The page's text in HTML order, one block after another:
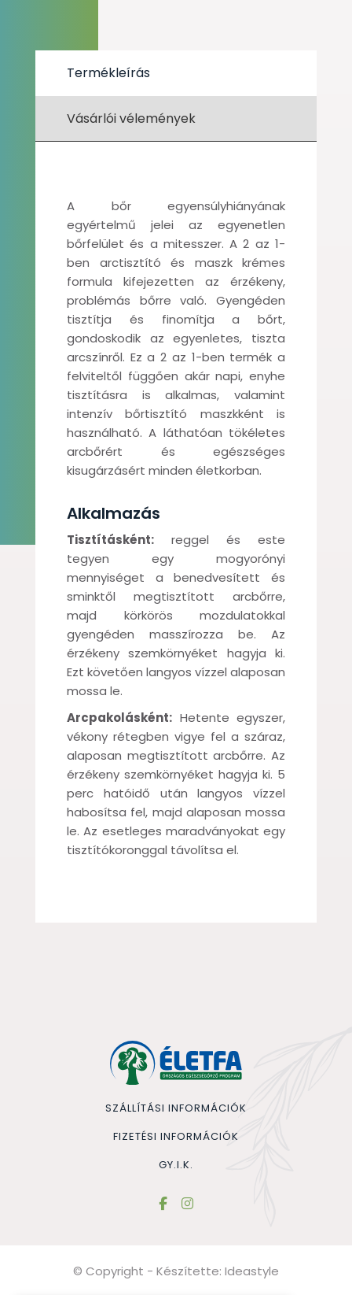
Termékleírás
Vásárlói vélemények
A bőr egyensúlyhiányának
egyértelmű jelei az egyenetlen
bőrfelület és a mitesszer. A 2 az 1-
ben arctisztító és maszk krémes
formula kifejezetten az érzékeny,
problémás bőrre való. Gyengéden
tisztítja és finomítja a bőrt,
gondoskodik az egyenletes, tiszta
arcszínről. Ez a 2 az 1-ben termék a
felviteltől függően akár napi, enyhe
tisztításra is alkalmas, valamint
intenzív bőrtisztító maszkként is
használható. A láthatóan tökéletes
arcbőrért és egészséges
kisugárzásért minden életkorban.
Alkalmazás
Tisztításként: reggel és este
tegyen egy mogyorónyi
mennyiséget a benedvesített és
sminktől megtisztított arcbőrre,
majd körkörös mozdulatokkal
gyengéden masszírozza be. Az
érzékeny szemkörnyéket hagyja ki.
Ezt követően langyos vízzel alaposan
mossa le.
Arcpakolásként: Hetente egyszer,
vékony rétegben vigye fel a száraz,
alaposan megtisztított arcbőrre. Az
érzékeny szemkörnyéket hagyja ki. 5
perc hatóidő után langyos vízzel
habosítsa fel, majd alaposan mossa
le. Az esetleges maradványokat egy
tisztítókoronggal távolítsa el.
SZÁLLÍTÁSI INFORMÁCIÓK
FIZETÉSI INFORMÁCIÓK
GY.I.K.
© Copyright - Készítette: Ideastyle